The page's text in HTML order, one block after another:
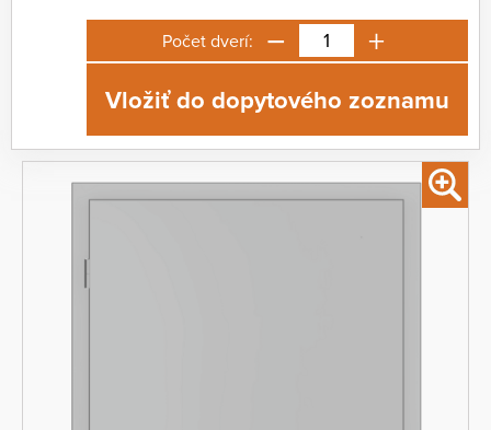
Počet dverí: − +
Vložiť do dopytového zoznamu